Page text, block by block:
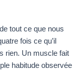
tout ce que nous
fois ce qu’il
rien. Un muscle fait
habitude observée